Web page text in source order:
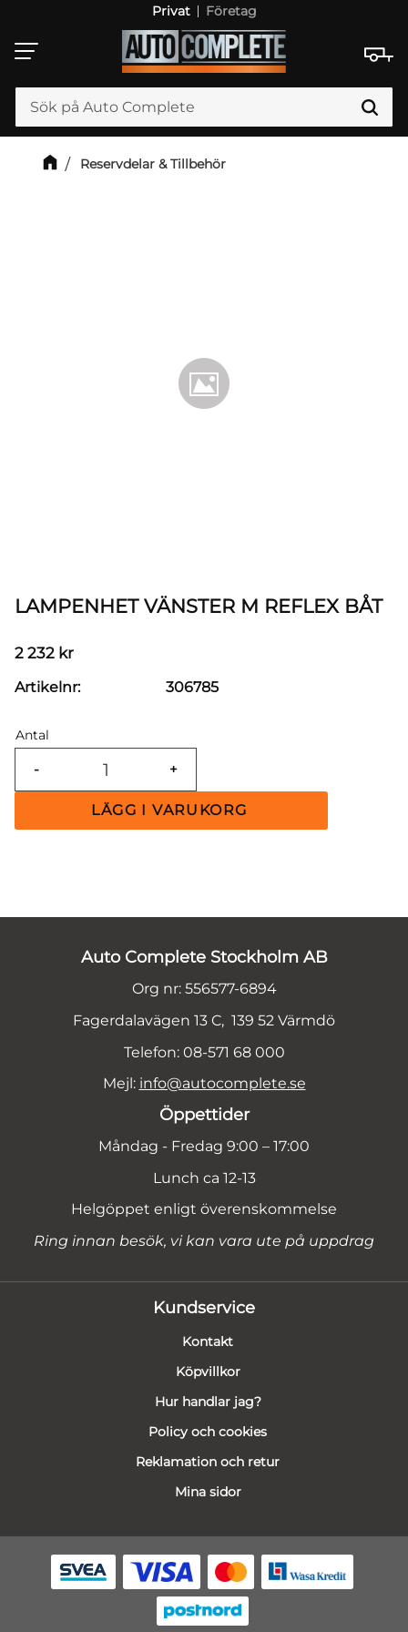
Meny
Privat Företag
Reservdelar & Tillbehör
LAMPENHET VÄNSTER M REFLEX BÅT
2 232 kr
Antal
+
-
Artikelnr 306785
Auto Complete Stockholm AB
Org nr: 556577-6894
Fagerdalavägen 13 C, 139 52 Värmdö
Telefon: 08-571 68 000
Mejl: info@autocomplete.se
Öppettider
Måndag - Fredag 9:00 – 17:00
Lunch ca 12-13
Helgöppet enligt överenskommelse
Ring innan besök, vi kan vara ute på uppdrag
Kundservice
Kontakt
Köpvillkor
Hur handlar jag?
Policy och cookies
Reklamation och retur
Mina sidor